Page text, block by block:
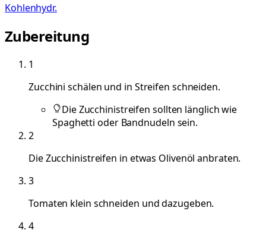
Kohlenhydr.
Zubereitung
1
Zucchini schälen und in Streifen schneiden.
Die Zucchinistreifen sollten länglich wie
Spaghetti oder Bandnudeln sein.
2
Die Zucchinistreifen in etwas Olivenöl anbraten.
3
Tomaten klein schneiden und dazugeben.
4